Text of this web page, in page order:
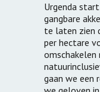
Urgenda
gangbare
te laten zien
per hectare
omschakelen
gaan we een